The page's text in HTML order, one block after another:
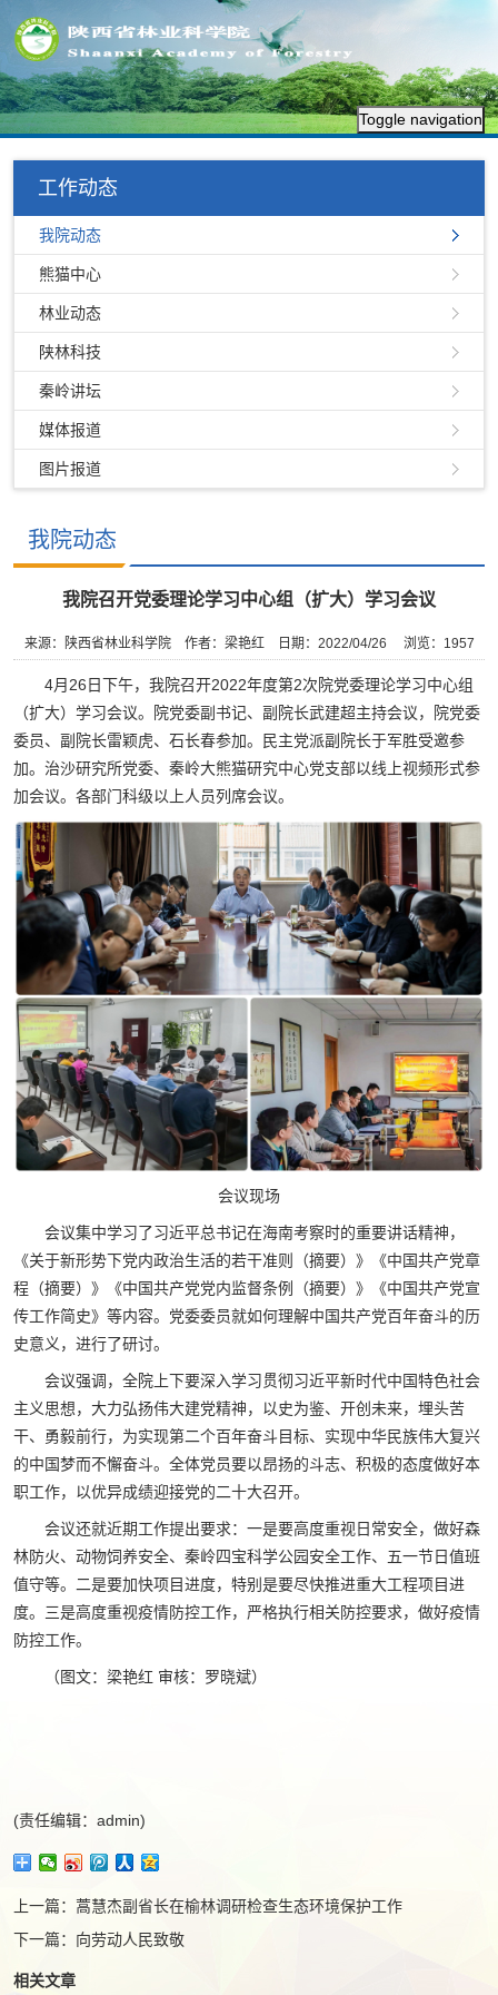
Toggle navigation
工作动态
我院动态
熊猫中心
林业动态
陕林科技
秦岭讲坛
媒体报道
图片报道
我院动态
我院召开党委理论学习中心组（扩大）学习会议
来源：陕西省林业科学院 作者：梁艳红 日期：2022/04/26 浏览： 1957
4月26日下午，我院召开2022年度第2次院党委理论学习中心组
（扩大）学习会议。院党委副书记、副院长武建超主持会议，院党委
委员、副院长雷颖虎、石长春参加。民主党派副院长于军胜受邀参
加。治沙研究所党委、秦岭大熊猫研究中心党支部以线上视频形式参
加会议。各部门科级以上人员列席会议。
会议现场
会议集中学习了习近平总书记在海南考察时的重要讲话精神，
《关于新形势下党内政治生活的若干准则（摘要）》《中国共产党章
程（摘要）》《中国共产党党内监督条例（摘要）》《中国共产党宣
传工作简史》等内容。党委委员就如何理解中国共产党百年奋斗的历
史意义，进行了研讨。
会议强调，全院上下要深入学习贯彻习近平新时代中国特色社会
主义思想，大力弘扬伟大建党精神，以史为鉴、开创未来，埋头苦
干、勇毅前行，为实现第二个百年奋斗目标、实现中华民族伟大复兴
的中国梦而不懈奋斗。全体党员要以昂扬的斗志、积极的态度做好本
职工作，以优异成绩迎接党的二十大召开。
会议还就近期工作提出要求：一是要高度重视日常安全，做好森
林防火、动物饲养安全、秦岭四宝科学公园安全工作、五一节日值班
值守等。二是要加快项目进度，特别是要尽快推进重大工程项目进
度。三是高度重视疫情防控工作，严格执行相关防控要求，做好疫情
防控工作。
（图文：梁艳红 审核：罗晓斌）
(责任编辑：admin)
上一篇： 蒿慧杰副省长在榆林调研检查生态环境保护工作
下一篇： 向劳动人民致敬
相关文章